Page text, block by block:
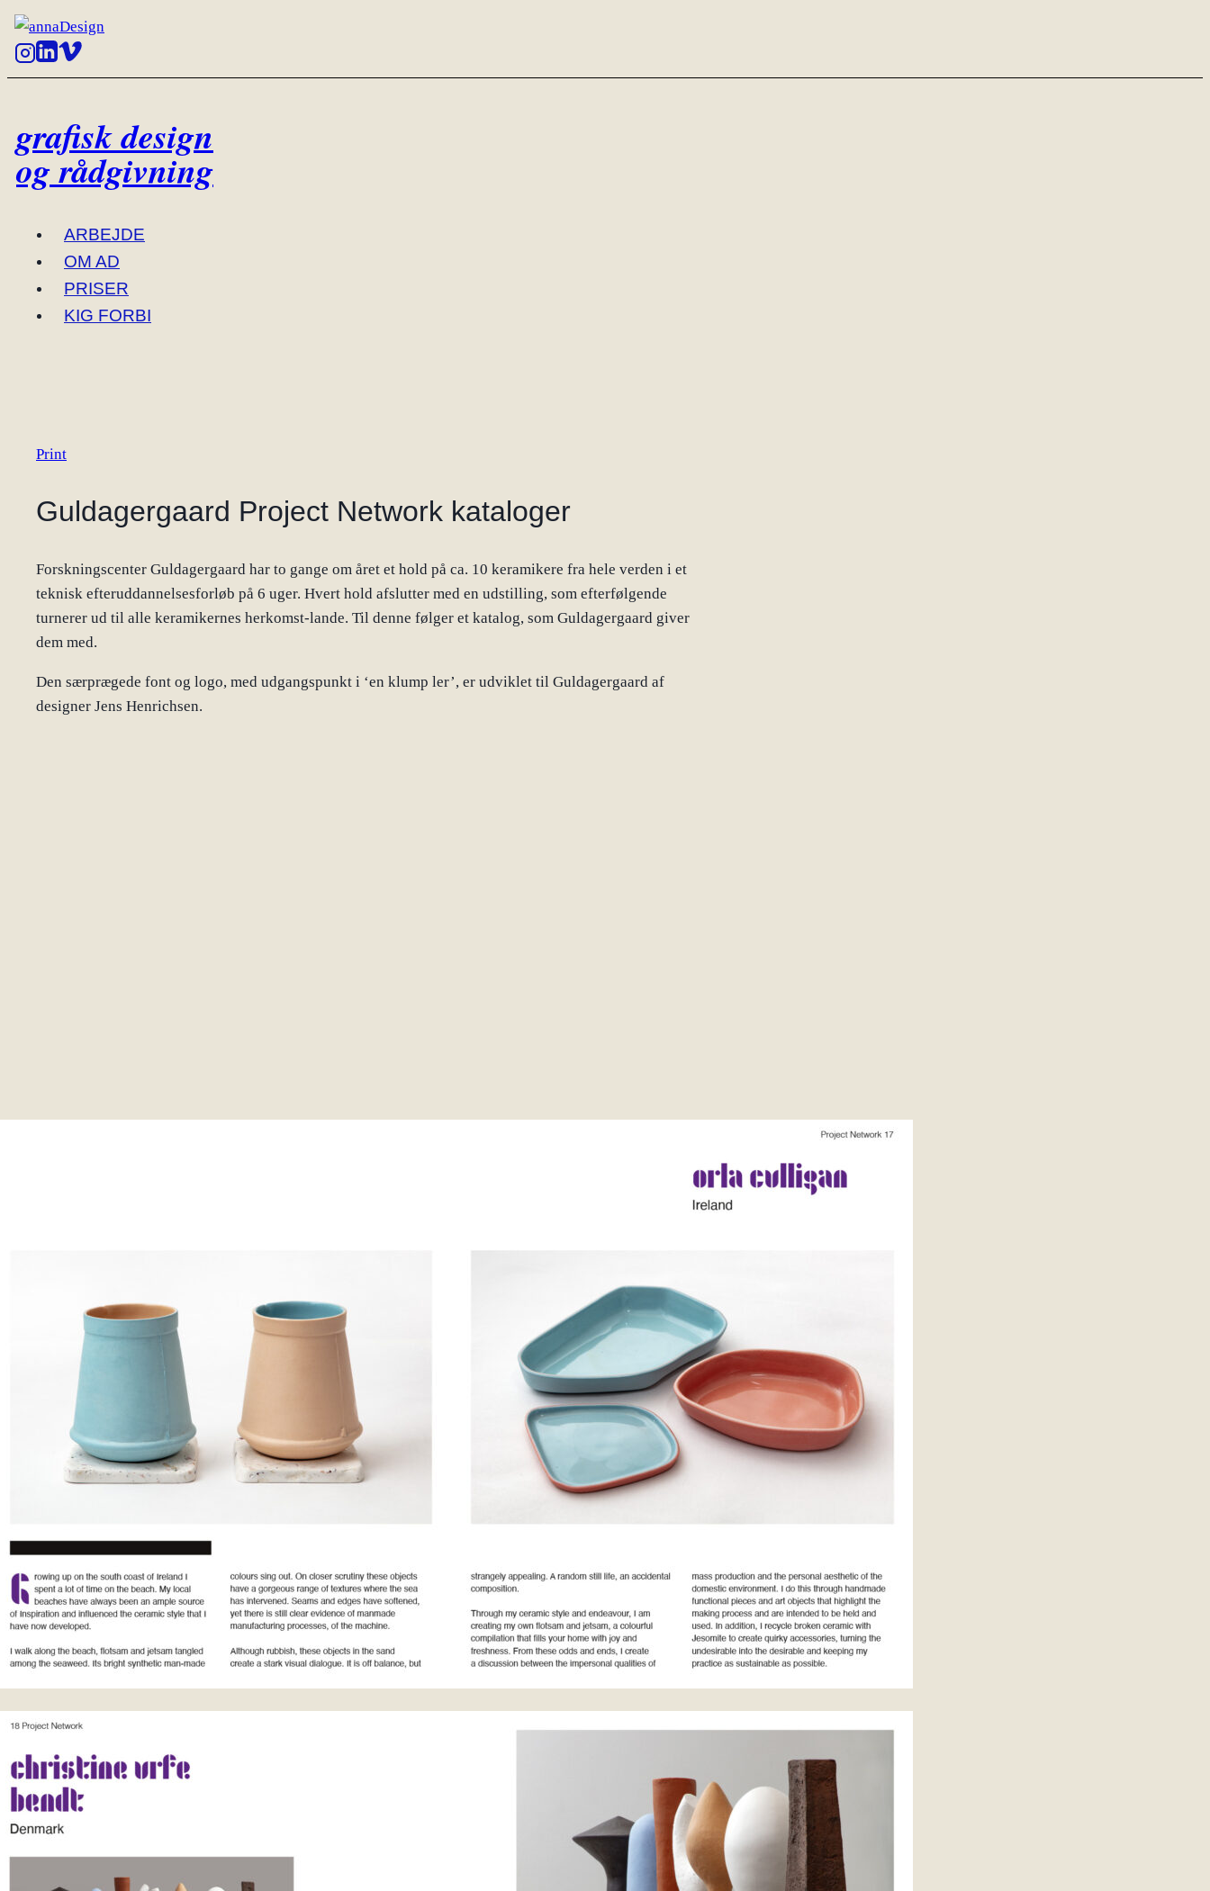
Skip
to
content
grafisk design
og rådgivning
ARBEJDE
OM AD
PRISER
KIG FORBI
Print
Guldagergaard Project Network kataloger
Forskningscenter Guldagergaard har to gange om året et hold på ca. 10 keramikere fra hele verden i et
teknisk efteruddannelsesforløb på 6 uger. Hvert hold afslutter med en udstilling, som efterfølgende
turnerer ud til alle keramikernes herkomst-lande. Til denne følger et katalog, som Guldagergaard giver
dem med.
Den særprægede font og logo, med udgangspunkt i ‘en klump ler’, er udviklet til Guldagergaard af
designer Jens Henrichsen.